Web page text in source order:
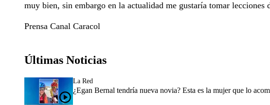
muy bien, sin embargo en la actualidad me gustaría tomar lecciones
Prensa Canal Caracol
Últimas Noticias
La Red
¿Egan Bernal tendría nueva novia? Esta es la mujer que lo